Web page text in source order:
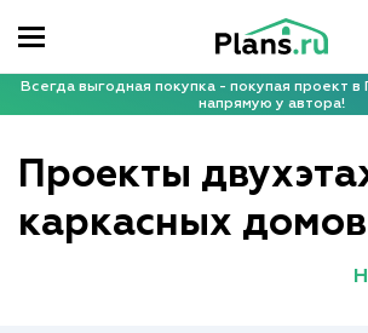
Всегда выгодная покупка - покупая проект
напрямую у автора!
Проекты
каркасных домов